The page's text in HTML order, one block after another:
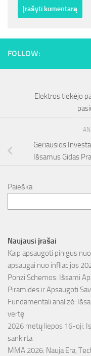
FOLLOW:
Elektros tiekėjo
Geriausios
Išsamus Gidas
Paieška
Naujausi įrašai
Kaip apsaugoti pinigus
apsaugai nuo infliacijos
Ponzi Schemos: Išsami
Piramides ir Apsaugoti
Fundamentali analizė:
vertę
2026 metų liepos 16-oji:
sankirta
MMA 2026: Nauja Era,